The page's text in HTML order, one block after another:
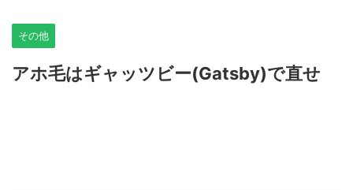
その他
アホ毛はギャッツビー(Gatsby)で直せ